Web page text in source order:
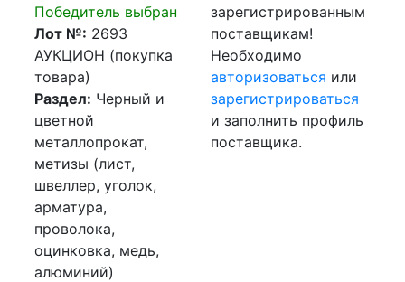
Победитель выбран
Лот №: 2693
АУКЦИОН (покупка
товара)
Раздел: Черный и
цветной
металлопрокат,
метизы (лист,
швеллер, уголок,
арматура,
проволока,
оцинковка, медь,
алюминий)
зарегистрированным
поставщикам!
Необходимо
авторизоваться или
зарегистрироваться
и заполнить профиль
поставщика.